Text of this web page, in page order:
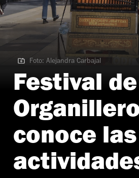
Foto: Alejandra Carbajal | Festival de
Foto: Alejandra Carbajal
Festival de
conoce las